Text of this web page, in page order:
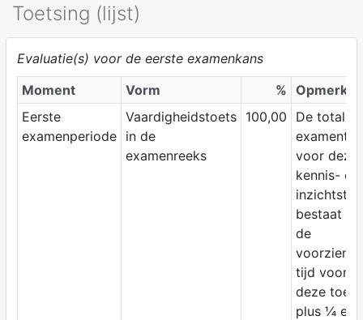
Toetsing (lijst)
Evaluatie(s) voor de eerste examenkans
Moment
Vorm %
Eerste
examenperiode
Vaardigheidstoets
in de
examenreeks
100,00
De totale
examentijd
voor deze
kennis- en
bestaat uit
de
voorziene
tijd voor
deze toets
plus ¼